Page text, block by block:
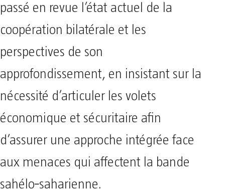
passé en revue l’état actuel de la
coopération bilatérale et les
perspectives de son
approfondissement, en insistant sur la
nécessité d’articuler les volets
économique et sécuritaire afin
d’assurer une approche intégrée face
aux menaces qui affectent la bande
sahélo‑saharienne.